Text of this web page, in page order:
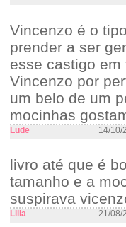
Vincenzo é o
prender a ser
esse castigo
Vincenzo por
um belo de um
mocinhas
Lude 14/10/
livro até que é
tamanho e a
suspirava
Lilia 21/08/